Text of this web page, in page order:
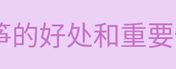
的好处和重